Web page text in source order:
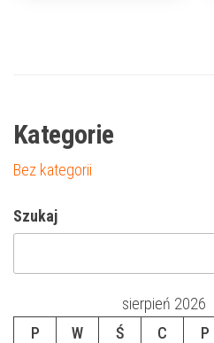
Kategorie
Bez kategorii
Szukaj
sierpień 2026
P
W Ś C P